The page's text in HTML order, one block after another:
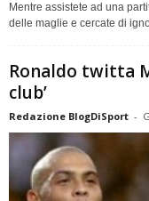
Mentre assistete ad una
delle maglie e cercate di
Ronaldo twitta
club’
Redazione BlogDiSport -